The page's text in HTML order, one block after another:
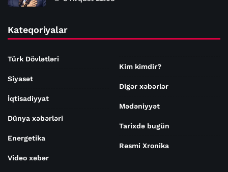
Kateqoriyalar
Türk Dövlətləri
Siyasət
İqtisadiyyat
Dünya xəbərləri
Energetika
Video xəbər
Kim kimdir?
Digər xəbərlər
Mədəniyyət
Tarixdə bugün
Rəsmi Xronika